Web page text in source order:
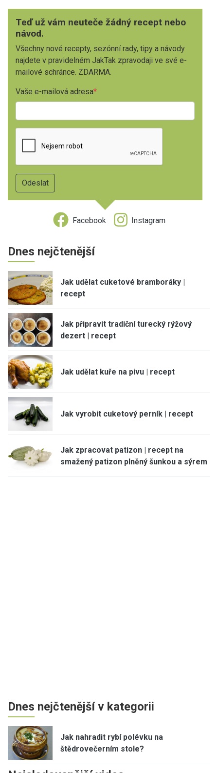
Teď už vám neuteče žádný recept nebo
návod.
Všechny nové recepty, sezónní rady, tipy a návody
najdete v pravidelném JakTak zpravodaji ve své e-
mailové schránce. ZDARMA.
Vaše e-mailová adresa
Facebook Instagram
Dnes nejčtenější
Jak udělat cuketové bramboráky |
recept
Jak připravit tradiční turecký rýžový
dezert | recept
Jak udělat kuře na pivu | recept
Jak vyrobit cuketový perník | recept
Jak zpracovat patizon | recept na
smažený patizon plněný šunkou a sýrem
Dnes nejčtenější v kategorii
Jak nahradit rybí polévku na
štědrovečerním stole?